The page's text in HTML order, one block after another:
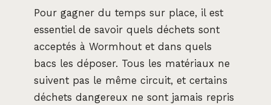
Pour gagner du temps sur place, il est
essentiel de savoir quels déchets sont
acceptés à Wormhout et dans quels
bacs les déposer. Tous les matériaux ne
suivent pas le même circuit, et certains
déchets dangereux ne sont jamais repris